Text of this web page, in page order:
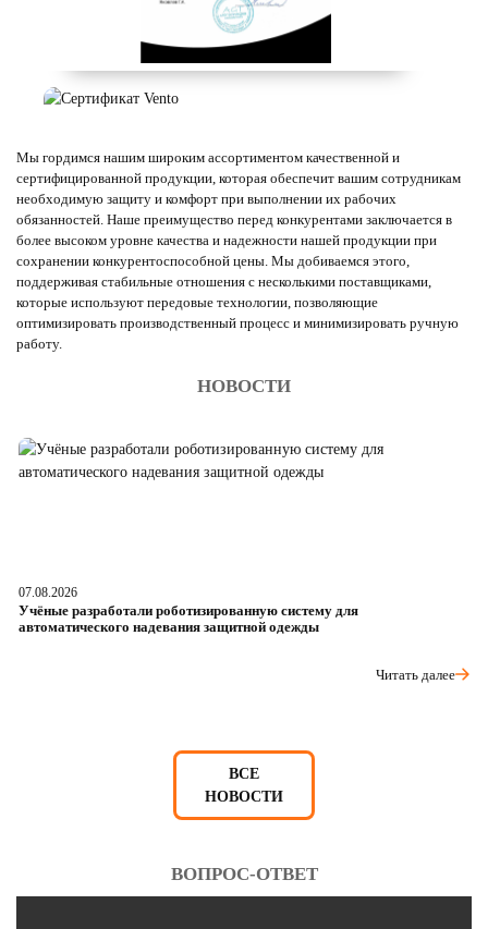
Мы гордимся нашим широким ассортиментом качественной и
сертифицированной продукции, которая обеспечит вашим сотрудникам
необходимую защиту и комфорт при выполнении их рабочих
обязанностей. Наше преимущество перед конкурентами заключается в
более высоком уровне качества и надежности нашей продукции при
сохранении конкурентоспособной цены. Мы добиваемся этого,
поддерживая стабильные отношения с несколькими поставщиками,
которые используют передовые технологии, позволяющие
оптимизировать производственный процесс и минимизировать ручную
работу.
НОВОСТИ
07.08.2026
Учёные разработали роботизированную систему для
автоматического надевания защитной одежды
Читать далее
ВСЕ
НОВОСТИ
ВОПРОС-ОТВЕТ